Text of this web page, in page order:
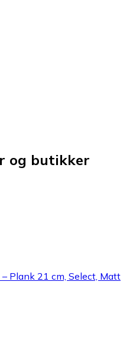
og butikker
Plank 21 cm, Select, Matt